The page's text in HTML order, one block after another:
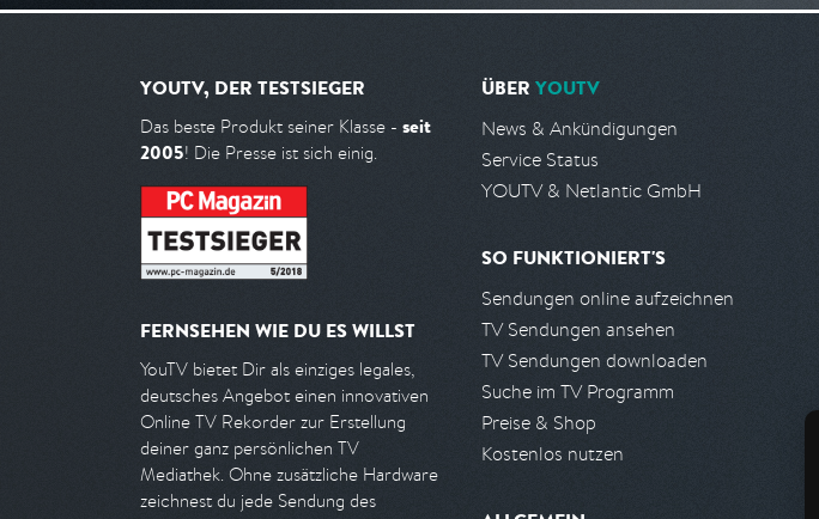
YOUTV, DER TESTSIEGER
Das beste Produkt seiner Klasse - seit
2005! Die Presse ist sich einig.
FERNSEHEN WIE DU ES WILLST
YouTV bietet Dir als einziges legales,
deutsches Angebot einen innovativen
Online TV Rekorder zur Erstellung
deiner ganz persönlichen TV
Mediathek. Ohne zusätzliche Hardware
zeichnest du jede Sendung des
ÜBER YOUTV
News & Ankündigungen
Service Status
YOUTV & Netlantic GmbH
SO FUNKTIONIERT'S
Sendungen online aufzeichnen
TV Sendungen ansehen
TV Sendungen downloaden
Suche im TV Programm
Preise & Shop
Kostenlos nutzen